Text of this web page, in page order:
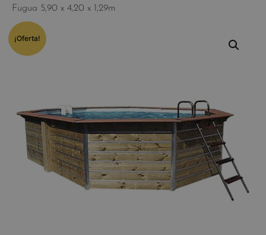
Fugua 5,90 x 4,20 x 1,29m
¡Oferta!